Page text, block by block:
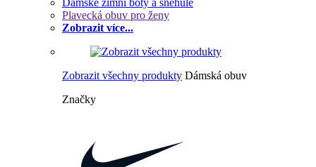
Dámské zimní boty a sněhule
Plavecká obuv pro ženy
Zobrazit více...
Zobrazit všechny produkty Dámská obuv
Značky